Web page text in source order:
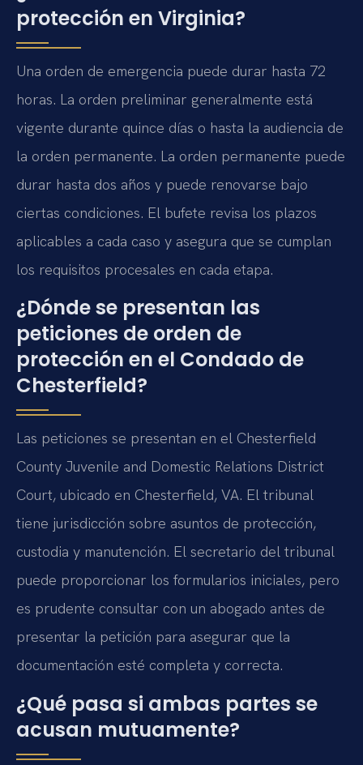
protección en Virginia?
Una orden de emergencia puede durar hasta 72
horas. La orden preliminar generalmente está
vigente durante quince días o hasta la audiencia de
la orden permanente. La orden permanente puede
durar hasta dos años y puede renovarse bajo
ciertas condiciones. El bufete revisa los plazos
aplicables a cada caso y asegura que se cumplan
los requisitos procesales en cada etapa.
¿Dónde se presentan las
peticiones de orden de
protección en el Condado de
Chesterfield?
Las peticiones se presentan en el Chesterfield
County Juvenile and Domestic Relations District
Court, ubicado en Chesterfield, VA. El tribunal
tiene jurisdicción sobre asuntos de protección,
custodia y manutención. El secretario del tribunal
puede proporcionar los formularios iniciales, pero
es prudente consultar con un abogado antes de
presentar la petición para asegurar que la
documentación esté completa y correcta.
¿Qué pasa si ambas partes se
acusan mutuamente?